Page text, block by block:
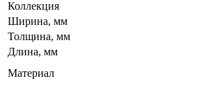
Коллекция
Ширина, мм
Толщина, мм
Длина, мм
Материал